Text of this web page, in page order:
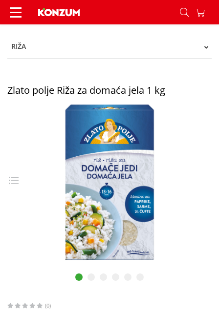
Zlato polje Riža za domaća jela 1 kg - Konzum
RIŽA
Zlato polje Riža za domaća jela 1 kg
(0)